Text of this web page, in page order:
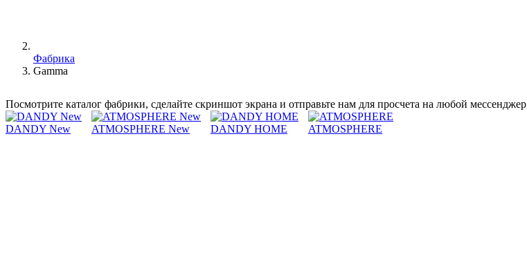
Фабрика
Gamma
Посмотрите каталог фабрики, сделайте скриншот экрана и отправьте нам для просчета на любой меcсенджер
DANDY New ATMOSPHERE New DANDY HOME ATMOSPHERE